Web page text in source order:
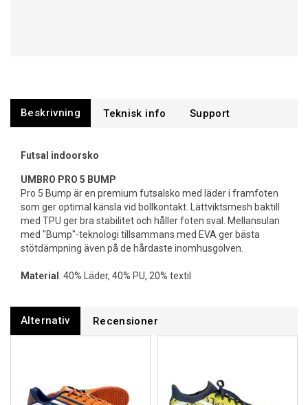
Beskrivning Support
Futsal indoorsko
UMBRO PRO 5 BUMP
Pro 5 Bump är en premium futsalsko med läder i framfoten
som ger optimal känsla vid bollkontakt. Lättviktsmesh baktill
med TPU ger bra stabilitet och håller foten sval. Mellansulan
med "Bump"-teknologi tillsammans med EVA ger bästa
stötdämpning även på de hårdaste inomhusgolven.
Material : 40% Läder, 40% PU, 20% textil
Alternativ Recensioner